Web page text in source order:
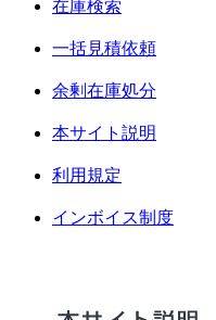
在庫検索
一括見積依頼
余剰在庫処分
本サイト説明
利用規定
インボイス制度